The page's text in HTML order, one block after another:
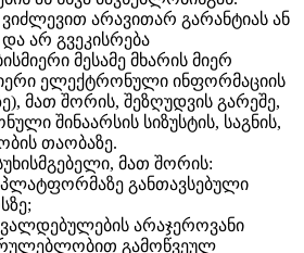
ვიძლევით არავითარ გარანტიას ან
არ გვეკისრება
მესამე მხარის მიერ
ელექტრონული ინფორმაციის
მათ შორის, შეზღუდვის გარეშე,
შინაარსის სიზუსტის, საგნის,
თაობაზე.
მათ შორის:
განთავსებული
არაჯეროვანი
გამოწვეულ